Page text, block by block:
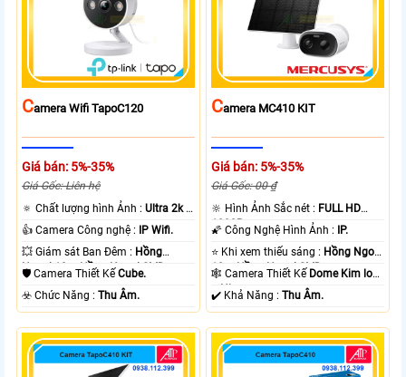
CAmera Wifi TapoC120
Giá bán: 5%-35%
Giá Gốc: Liên hệ
🔅 Chất lượng hình Ảnh :Ultra 2k +
.
👍 Camera Công nghệ :
IP Wifi.
💥 Giám sát Ban Đêm : Hồng
Ngoại 10m Hồng Ngoại SMD.
🛡 Camera Thiết KếCube.
️☣️ Chức Năng :Thu Âm.
CAmera MC410 KIT
Giá bán: 5%-35%
Giá Gốc: 00 ₫
🔆 Hình Ảnh Sắc nét : FULL HD
1080P .
🌠 Công Nghệ Hình Ảnh :
IP.
⭐ Khi xem thiếu sáng : Hồng Ngoại
10m Hồng Ngoại SMD.
🕸️ Camera Thiết Kế Dome Kim loại
+ Nhựa.
️✔️ Khả Năng :Thu Âm.